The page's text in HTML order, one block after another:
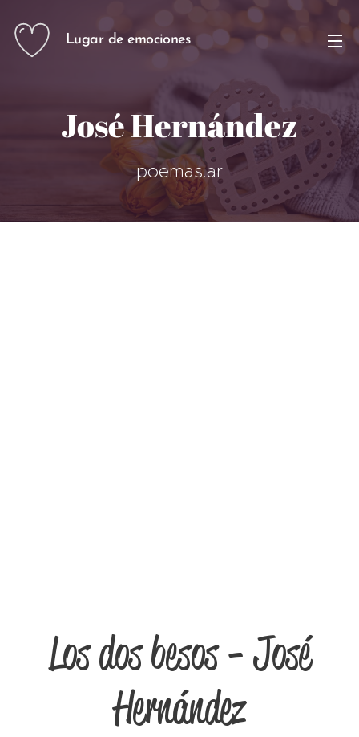
Lugar de emociones
José Hernández
poemas.ar
Los dos besos - José
Hernández